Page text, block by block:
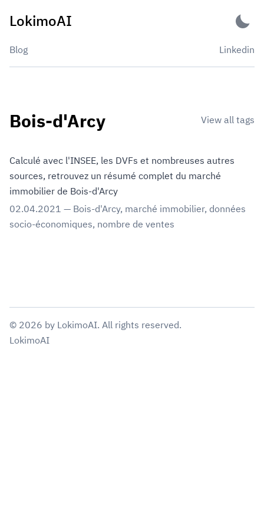
LokimoAI
Blog Linkedin
Bois-d'Arcy View all tags
Calculé avec l'INSEE, les DVFs et nombreuses autres
sources, retrouvez un résumé complet du marché
immobilier de Bois-d'Arcy
02.04.2021 — Bois-d'Arcy, marché immobilier, données
socio-économiques, nombre de ventes
© 2026 by LokimoAI. All rights reserved.
LokimoAI